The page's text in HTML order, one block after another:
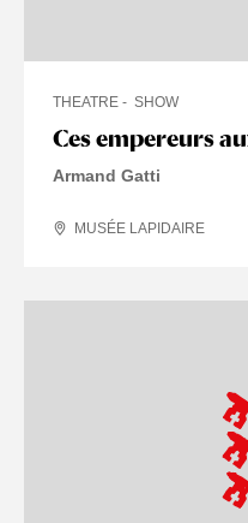
Ces empereurs
THEATRE SHOW
Armand Gatti
MUSÉE LAPIDAIRE